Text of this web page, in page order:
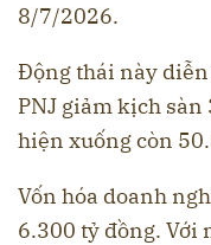
8/7/2026.
Động thái này
PNJ giảm kịch
hiện xuống còn
Vốn hóa doanh
6.300 tỷ đồng. Với